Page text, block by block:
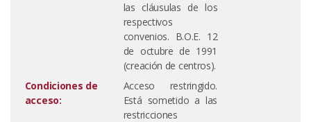
las cláusulas de los
respectivos
convenios. B.O.E. 12
de octubre de 1991
(creación de centros).
Condiciones de
acceso:
Acceso restringido.
Está sometido a las
restricciones